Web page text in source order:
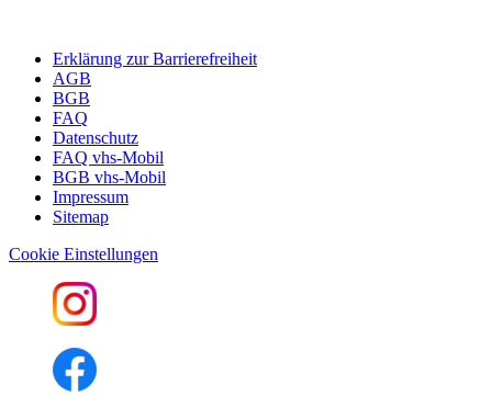
Erklärung zur Barrierefreiheit
AGB
BGB
FAQ
Datenschutz
FAQ vhs-Mobil
BGB vhs-Mobil
Impressum
Sitemap
Cookie Einstellungen